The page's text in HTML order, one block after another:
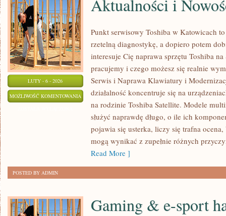
LUTY - 6 - 2026
MOŻLIWOŚĆ KOMENTOWANIA AKTUALNOŚCI
NOWOŚCI
TOSHIBA
Aktualności i
Punkt serwisowy Toshiba w Katowicach
rzetelną diagnostykę, a dopiero potem
interesuje Cię naprawa sprzętu Toshiba
pracujemy i czego możesz się realnie
Serwis i Naprawa Klawiatury i
działalność koncentruje się na
na rodzinie Toshiba Satellite. Modele
służyć naprawdę długo, o ile ich
pojawia się usterka, liczy się trafna
mogą wynikać z zupełnie różnych
Read More ]
POSTED BY ADMIN
Gaming & e-sport